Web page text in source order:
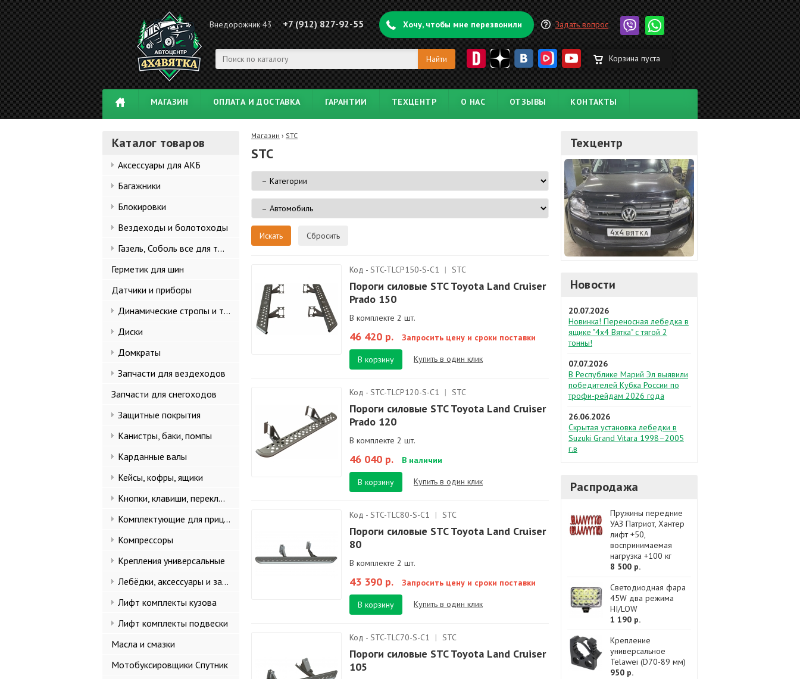
Внедорожник 43 +7 (912) 827-92-55 Хочу, чтобы мне перезвонили Задать вопрос
Корзина пуста
МАГАЗИН ОПЛАТА И ДОСТАВКА ГАРАНТИИ ТЕХЦЕНТР О НАС ОТЗЫВЫ КОНТАКТЫ
Каталог товаров
Аксессуары для АКБ
Багажники
Блокировки
Вездеходы и болотоходы
Газель, Соболь все для тюнинга
Герметик для шин
Датчики и приборы
Динамические стропы и такелаж
Диски
Домкраты
Запчасти для вездеходов
Запчасти для снегоходов
Защитные покрытия
Канистры, баки, помпы
Карданные валы
Кейсы, кофры, ящики
Кнопки, клавиши, переключатели
Комплектующие для прицепов
Компрессоры
Крепления универсальные
Лебёдки, аксессуары и запчасти
Лифт комплекты кузова
Лифт комплекты подвески
Масла и смазки
Мотобуксировщики Спутник
Магазин › STC
STC
Сбросить
Код - STC-TLCP150-S-С1 | STC
Пороги силовые STC Toyota Land Cruiser
Prado 150
В комплекте 2 шт.
46 420 р. Запросить цену и сроки поставки
В корзину Купить в один клик
Код - STC-TLCP120-S-C1 | STC
Пороги силовые STC Toyota Land Cruiser
Prado 120
В комплекте 2 шт.
46 040 р. В наличии
В корзину Купить в один клик
Код - STC-TLC80-S-C1 | STC
Пороги силовые STC Toyota Land Cruiser
80
В комплекте 2 шт.
43 390 р. Запросить цену и сроки поставки
В корзину Купить в один клик
Код - STC-TLC70-S-C1 | STC
Пороги силовые STC Toyota Land Cruiser
105
Техцентр
Новости
20.07.2026
Новинка! Переносная лебедка в
ящике "4х4 Вятка" с тягой 2
тонны!
07.07.2026
В Республике Марий Эл выявили
победителей Кубка России по
трофи-рейдам 2026 года
26.06.2026
Скрытая установка лебедки в
Suzuki Grand Vitara 1998–2005
г.в
Распродажа
Пружины передние
УАЗ Патриот, Хантер
лифт +50,
воспринимаемая
нагрузка +100 кг
8 500 р.
Светодиодная фара
45W два режима
HI/LOW
1 190 р.
Крепление
универсальное
Telawei (D70-89 мм)
950 р.